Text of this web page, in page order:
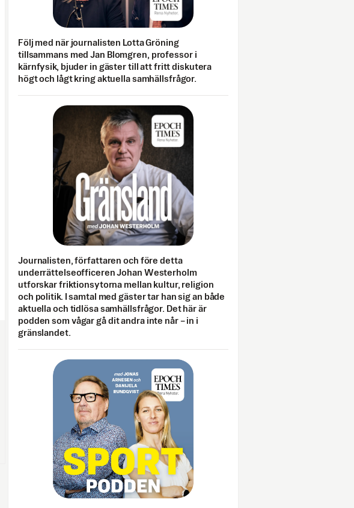
Följ med när journalisten Lotta Gröning
tillsammans med Jan Blomgren, professor i
kärnfysik, bjuder in gäster till att fritt diskutera
högt och lågt kring aktuella samhällsfrågor.
Journalisten, författaren och före detta
underrättelseofficeren Johan Westerholm
utforskar friktionsytorna mellan kultur, religion
och politik. I samtal med gäster tar han sig an både
aktuella och tidlösa samhällsfrågor. Det här är
podden som vågar gå dit andra inte når – in i
gränslandet.